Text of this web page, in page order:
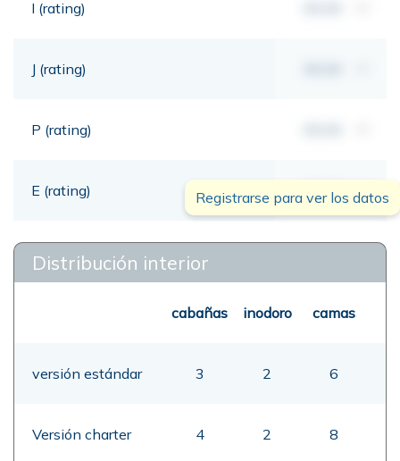
I (rating)
J (rating)
P (rating)
E (rating) 00,00 mt
Registrarse para ver los datos
Distribución interior
cabañas inodoro camas
versión estándar 3 2 6
Versión charter 4 2 8